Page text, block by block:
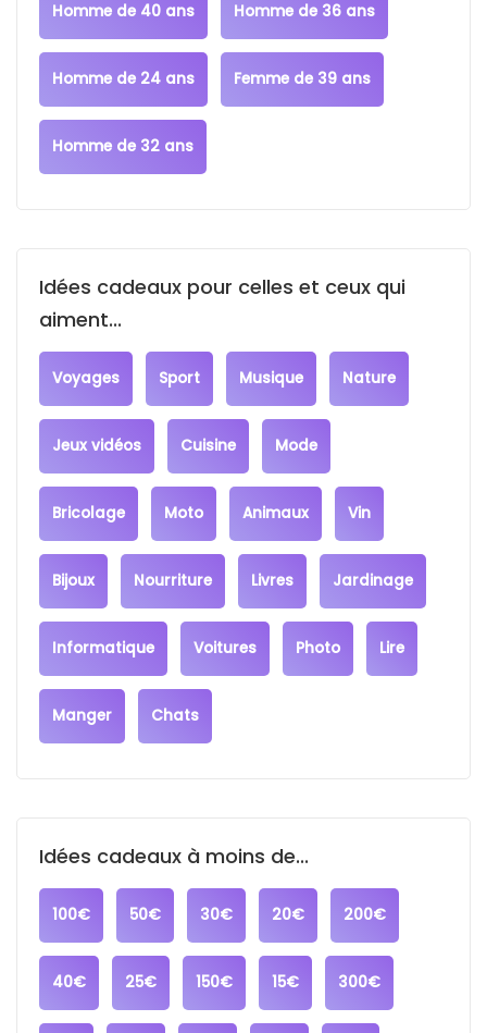
Homme de 40 ans Homme de 36 ans
Homme de 24 ans Femme de 39 ans
Homme de 32 ans
Idées cadeaux pour celles et ceux qui
aiment...
Voyages Sport Musique Nature
Jeux vidéos Cuisine Mode
Bricolage Moto Animaux Vin
Bijoux Nourriture Livres Jardinage
Informatique Voitures Photo Lire
Manger Chats
Idées cadeaux à moins de...
100€ 50€ 30€ 20€ 200€
40€ 25€ 150€ 15€ 300€